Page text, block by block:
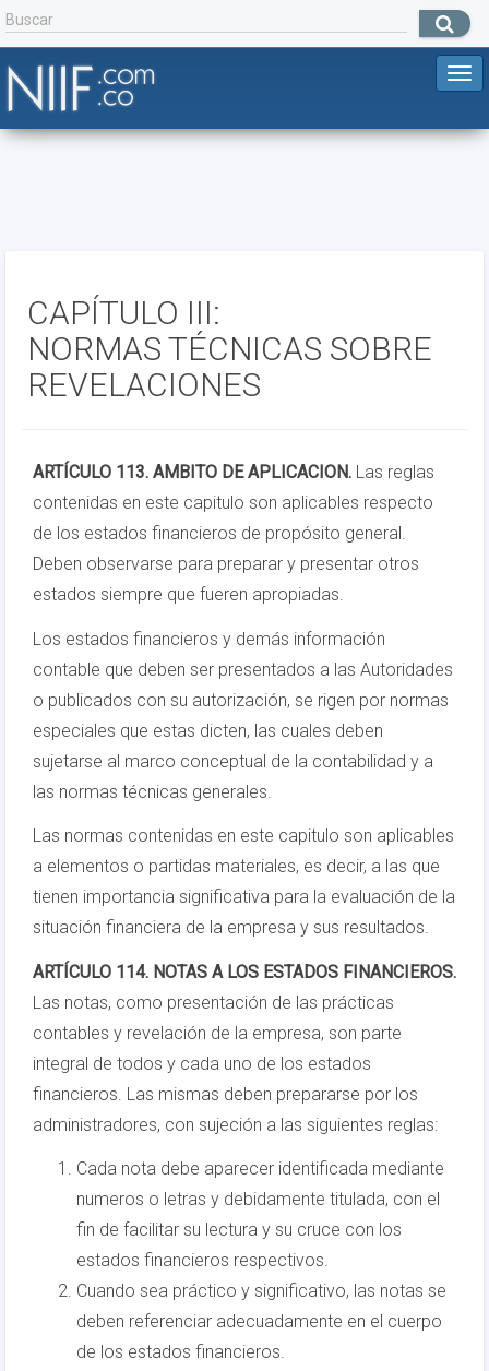
CAPÍTULO III:
NORMAS TÉCNICAS SOBRE
REVELACIONES
ARTÍCULO 113. AMBITO DE APLICACION. Las reglas
contenidas en este capitulo son aplicables respecto
de los estados financieros de propósito general.
Deben observarse para preparar y presentar otros
estados siempre que fueren apropiadas.
Los estados financieros y demás información
contable que deben ser presentados a las Autoridades
o publicados con su autorización, se rigen por normas
especiales que estas dicten, las cuales deben
sujetarse al marco conceptual de la contabilidad y a
las normas técnicas generales.
Las normas contenidas en este capitulo son aplicables
a elementos o partidas materiales, es decir, a las que
tienen importancia significativa para la evaluación de la
situación financiera de la empresa y sus resultados.
ARTÍCULO 114. NOTAS A LOS ESTADOS FINANCIEROS.
Las notas, como presentación de las prácticas
contables y revelación de la empresa, son parte
integral de todos y cada uno de los estados
financieros. Las mismas deben prepararse por los
administradores, con sujeción a las siguientes reglas:
Cada nota debe aparecer identificada mediante
numeros o letras y debidamente titulada, con el
fin de facilitar su lectura y su cruce con los
estados financieros respectivos.
Cuando sea práctico y significativo, las notas se
deben referenciar adecuadamente en el cuerpo
de los estados financieros.